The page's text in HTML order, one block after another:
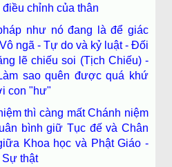
chỉnh của thân
như nó đang là để giác
ngã - Tự do và kỷ luật - Đối
lẽ chiếu soi (Tịch Chiếu) -
sao quên được quá khứ
con "hư"
thì càng mất Chánh niệm
bình giữ Tục đế và Chân
Khoa học và Phật Giáo -
thật